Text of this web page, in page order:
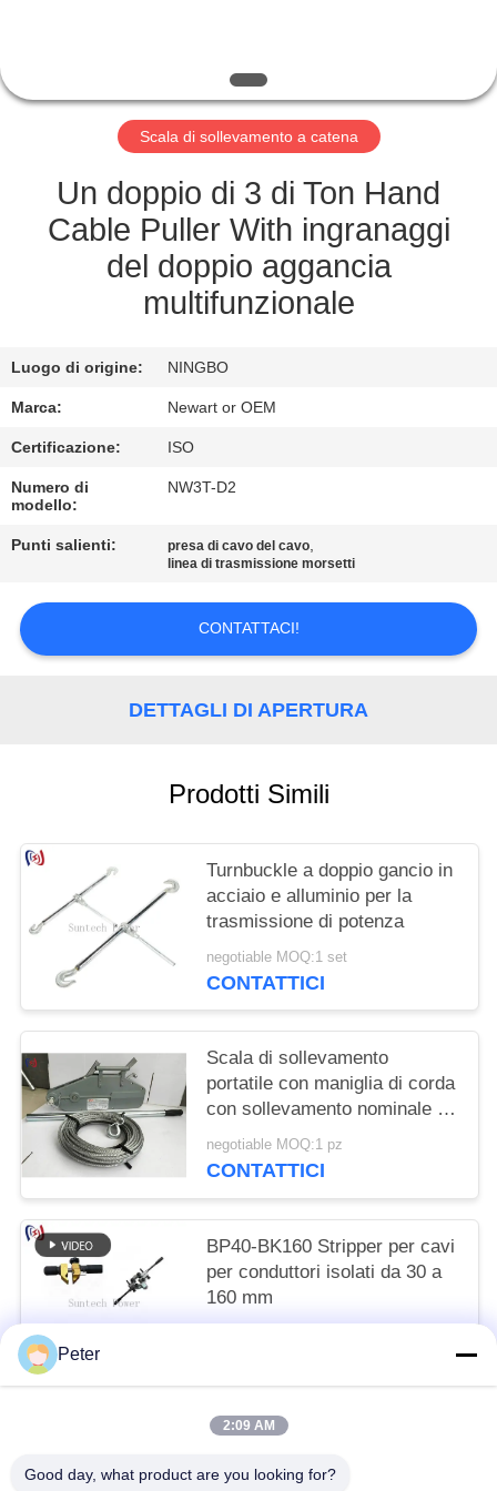
DELLA
QUALITÀ
NOTIZIE
CHIEDI UN
PREVENTIVO
MAPPA
DEL
SITO
POLITICA
SULLA
Scala di sollevamento a catena
Un doppio di 3 di Ton Hand
Cable Puller With ingranaggi
del doppio aggancia
multifunzionale
Luogo di origine: NINGBO
Marca: Newart or OEM
Certificazione: ISO
Numero di
modello:
NW3T-D2
Punti salienti: presa di cavo del cavo,
linea di trasmissione morsetti
CONTATTACI!
DETTAGLI DI APERTURA
Prodotti Simili
Turnbuckle a doppio gancio in
acciaio e alluminio per la
trasmissione di potenza
negotiable MOQ:1 set
CONTATTICI
Scala di sollevamento
portatile con maniglia di corda
con sollevamento nominale da
8 a 54KN per il funzionamento
manuale senza alimentazione
negotiable MOQ:1 pz
CONTATTICI
BP40-BK160 Stripper per cavi
per conduttori isolati da 30 a
160 mm
Peter
2:09 AM
Good day, what product are you looking for?